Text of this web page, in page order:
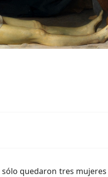
quedaron tres